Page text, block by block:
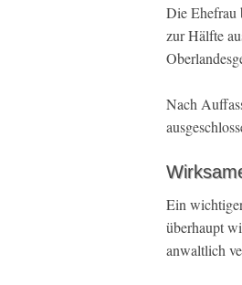
Die Ehefrau
zur Hälfte
Nach
Ein
überhaupt
anwaltlich